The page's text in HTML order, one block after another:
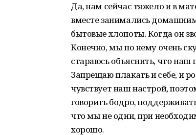
Да, нам сейчас тяжело и в
вместе занимались
бытовые хлопоты. Когда он
Конечно, мы по нему очень
стараюсь объяснить, что наш
Запрещаю плакать и себе, и
чувствует наш настрой,
говорить бодро,
что мы не одни, при
хорошо.